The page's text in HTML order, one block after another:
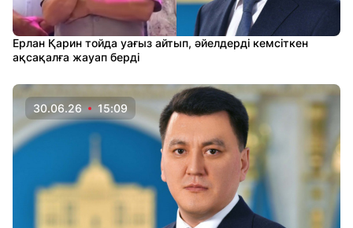
Ерлан Қарин тойда уағыз айтып, әйелдерді кемсіткен
ақсақалға жауап берді
30.06.26 15:09